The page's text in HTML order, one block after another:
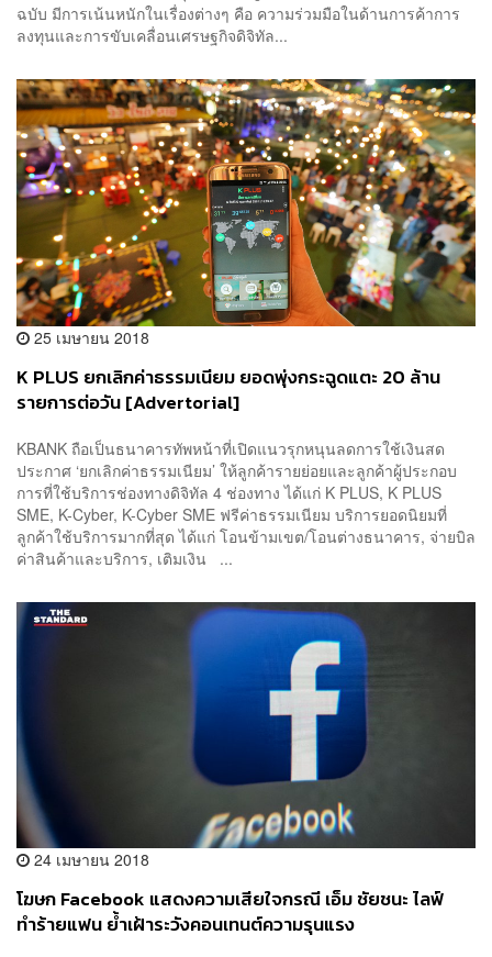
ฉบับ มีการเน้นหนักในเรื่องต่างๆ คือ ความร่วมมือในด้านการค้าการ
ลงทุนและการขับเคลื่อนเศรษฐกิจดิจิทัล...
25 เมษายน 2018
K PLUS ยกเลิกค่าธรรมเนียม ยอดพุ่งกระฉูดแตะ 20 ล้าน
รายการต่อวัน [Advertorial]
KBANK ถือเป็นธนาคารทัพหน้าที่เปิดแนวรุกหนุนลดการใช้เงินสด
ประกาศ ‘ยกเลิกค่าธรรมเนียม’ ให้ลูกค้ารายย่อยและลูกค้าผู้ประกอบ
การที่ใช้บริการช่องทางดิจิทัล 4 ช่องทาง ได้แก่ K PLUS, K PLUS
SME, K-Cyber, K-Cyber SME ฟรีค่าธรรมเนียม บริการยอดนิยมที่
ลูกค้าใช้บริการมากที่สุด ได้แก่ โอนข้ามเขต/โอนต่างธนาคาร, จ่ายบิล
ค่าสินค้าและบริการ, เติมเงิน ...
24 เมษายน 2018
โฆษก Facebook แสดงความเสียใจกรณี เอ็ม ชัยชนะ ไลฟ์
ทำร้ายแฟน ย้ำเฝ้าระวังคอนเทนต์ความรุนแรง